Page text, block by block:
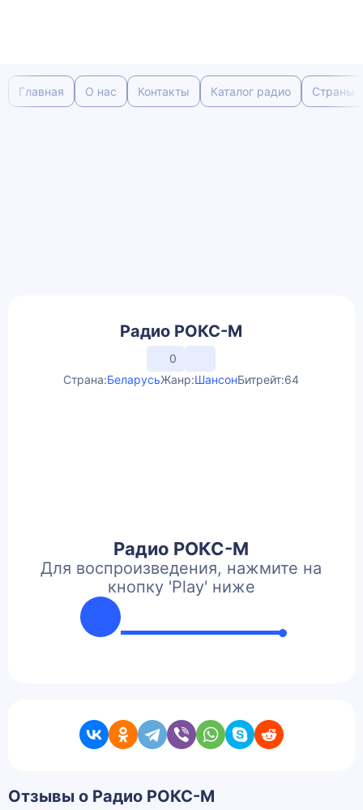
Главная О нас Контакты Каталог радио Страны
Радио РОКС-М
0
Страна:БеларусьЖанр:ШансонБитрейт:64
Радио РОКС-М
Для воспроизведения, нажмите на
кнопку 'Play' ниже
Отзывы о Радио РОКС-М